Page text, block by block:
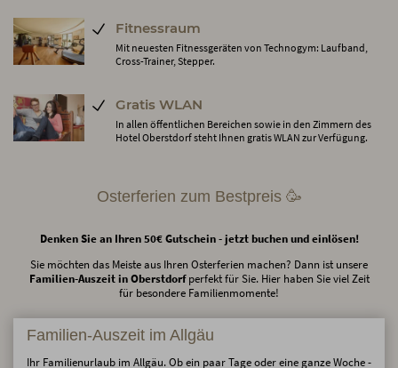
Fitnessraum
Mit neuesten Fitnessgeräten von Technogym: Laufband,
Cross-Trainer, Stepper.
Gratis WLAN
In allen öffentlichen Bereichen sowie in den Zimmern des
Hotel Oberstdorf steht Ihnen gratis WLAN zur Verfügung.
Osterferien zum Bestpreis 🥳
Denken Sie an Ihren 50€ Gutschein - jetzt buchen und einlösen!
Sie möchten das Meiste aus Ihren Osterferien machen? Dann ist unsere
Familien-Auszeit in Oberstdorfperfekt für Sie. Hier haben Sie viel Zeit
für besondere Familienmomente!
Familien-Auszeit im Allgäu
Ihr Familienurlaub im Allgäu. Ob ein paar Tage oder eine ganze Woche -